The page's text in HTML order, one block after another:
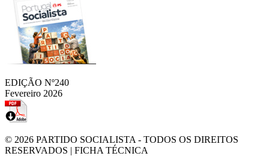
EDIÇÃO Nº240
Fevereiro 2026
© 2026 PARTIDO SOCIALISTA - TODOS OS DIREITOS
RESERVADOS | FICHA TÉCNICA